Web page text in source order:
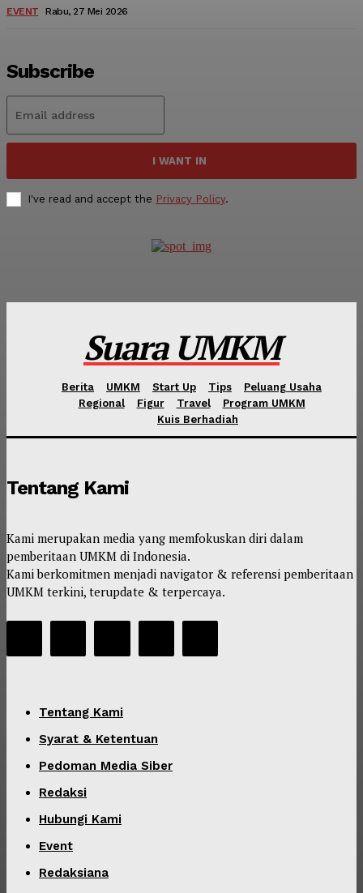
EVENT Rabu, 27 Mei 2026
Subscribe
I WANT IN
I've read and accept the Privacy Policy.
Suara UMKM
Berita UMKM Start Up Tips
Peluang Usaha
Regional
Figur Travel
Program UMKM
Kuis Berhadiah
Tentang Kami
Kami merupakan media yang memfokuskan diri dalam
pemberitaan UMKM di Indonesia.
Kami berkomitmen menjadi navigator & referensi pemberitaan
UMKM terkini, terupdate & terpercaya.
Tentang Kami
Syarat & Ketentuan
Pedoman Media Siber
Redaksi
Hubungi Kami
Event
Redaksiana